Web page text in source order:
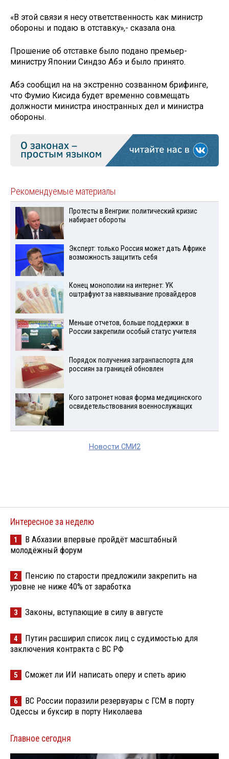
«В этой связи я несу ответственность как министр
обороны и подаю в отставку»,- сказала она.
Прошение об отставке было подано премьер-
министру Японии Синдзо Абэ и было принято.
Абэ сообщил на на экстренно созванном брифинге,
что Фумио Кисида будет временно совмещать
должности министра иностранных дел и министра
обороны.
Рекомендуемые материалы
Протесты в Венгрии: политический кризис
набирает обороты
Эксперт: только Россия может дать Африке
возможность защитить себя
Конец монополии на интернет: УК
оштрафуют за навязывание провайдеров
Меньше отчетов, больше поддержки: в
России закрепили особый статус учителя
Порядок получения загранпаспорта для
россиян за границей обновлен
Кого затронет новая форма медицинского
освидетельствования военнослужащих
Новости СМИ2
Интересное за неделю
1
В Абхазии впервые пройдёт масштабный
молодёжный форум
2
Пенсию по старости предложили закрепить на
уровне не ниже 40% от заработка
3 Законы, вступающие в силу в августе
4
Путин расширил список лиц с судимостью для
заключения контракта с ВС РФ
5 Сможет ли ИИ написать оперу и спеть арию
6
ВС России поразили резервуары с ГСМ в порту
Одессы и буксир в порту Николаева
Главное сегодня